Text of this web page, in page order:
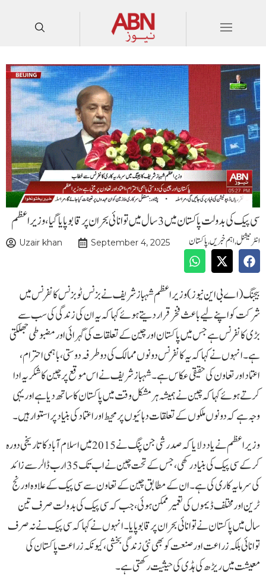
سی پیک کی بدولت پاکستان میں3سال میں توانائی بحران پرقابوپایاگیا،وزیر اعظم
انٹرنیشنل,اہم خبریں,پاکستان Uzair khan September 4, 2025
بیجنگ ( اے بی این نیوز )وزیراعظم شہباز شریف نے بزنس ٹو بزنس کانفرنس میں
شرکت کو اپنے لیے باعث فخر قرار دیتے ہوئے کہا کہ یہ ان کی زندگی کی سب سے
بڑی کانفرنس ہے جس میں پاکستان اور چین کے تعلقات کی گہرائی اور مضبوطی جھلکتی
ہے۔ انہوں نے کہا کہ یہ کانفرنس دونوں ممالک کی دوطرفہ دوستی، باہمی احترام،
اعتماد اور تعاون کی حقیقی عکاس ہے۔ شہباز شریف نے اس موقع پر چین کا شکریہ ادا
کرتے ہوئے کہا کہ چین نے ہمیشہ ہر مشکل وقت میں پاکستان کا ساتھ دیا ہے اور یہی
وجہ ہے کہ دونوں ملکوں کے تعلقات دہائیوں پر محیط اور اعتماد کی بنیاد پر استوار ہیں۔
وزیراعظم نے یاد دلایا کہ صدر شی جن پنگ نے 2015 میں اسلام آباد کا تاریخی دورہ
کرکے سی پیک کی بنیاد رکھی، جس کے تحت چین نے اب تک 35 ارب ڈالر سے زائد
کی سرمایہ کاری کی ہے۔ ان کے مطابق چین کے تعاون سے سی پیک کے علاوہ اورنج
ٹرین اور مختلف ڈیموں کی تعمیر ممکن ہوئی، جب کہ سی پیک کی بدولت صرف تین
سال میں پاکستان نے توانائی بحران پر قابو پایا۔ انہوں نے کہا کہ سی پیک نے نہ صرف
توانائی بلکہ زراعت اور صنعت کو بھی نئی زندگی بخشی، کیونکہ زراعت پاکستان کی
معیشت میں ریڑھ کی ہڈی کی حیثیت رکھتی ہے۔